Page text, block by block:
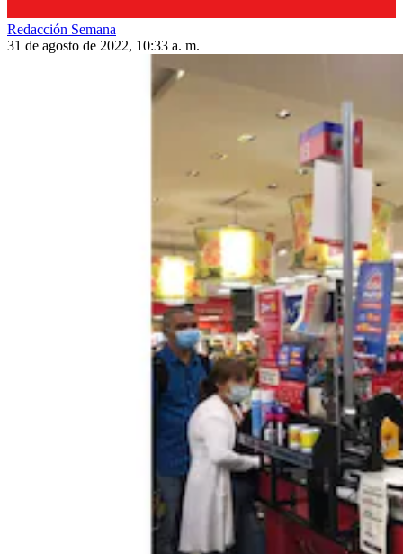
Redacción Semana
31 de agosto de 2022, 10:33 a. m.